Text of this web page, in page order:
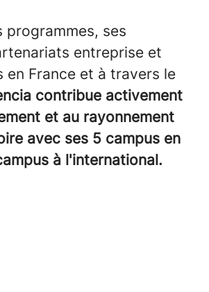
programmes, ses
entreprise et
en France et à travers le
contribue activement
et au rayonnement
avec ses 5 campus en
à l'international.